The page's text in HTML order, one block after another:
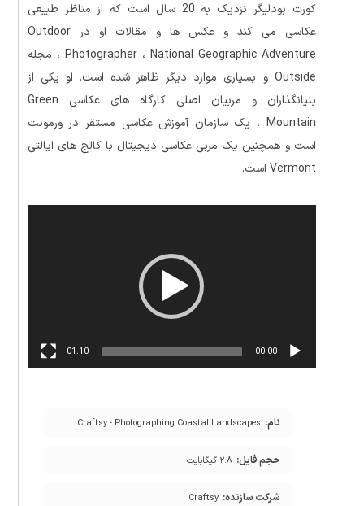
کورت بودلیگر نزدیک به 20 سال است که از مناظر طبیعی
عکاسی می کند و عکس ها و مقالات او در Outdoor
Photographer ، National Geographic Adventure ، مجله
Outside و بسیاری موارد دیگر ظاهر شده است.
او یکی از
بنیانگذاران و مربیان اصلی کارگاه های عکاسی Green
Mountain ، یک سازمان آموزش عکاسی مستقر در ورمونت
است و همچنین یک مربی عکاسی دیجیتال با کالج های ایالتی
Vermont است.
00:00
01:10
نام: Craftsy - Photographing Coastal Landscapes
حجم فایل: ۲.۸ گیگابایت
شرکت سازنده: Craftsy